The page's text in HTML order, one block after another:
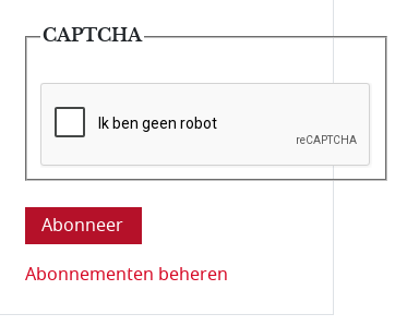
CAPTCHA
Deze vraag is om te controleren dat u
Abonnementen beheren